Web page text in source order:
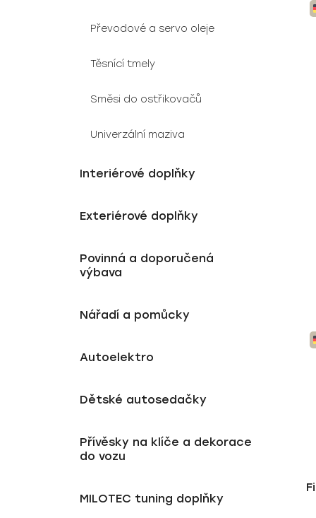
Převodové a servo oleje
Těsnící tmely
Směsi do ostřikovačů
Univerzální maziva
Interiérové doplňky
Exteriérové doplňky
Povinná a doporučená
výbava
Nářadí a pomůcky
Autoelektro
Dětské autosedačky
Přívěsky na klíče a dekorace
do vozu
MILOTEC tuning doplňky